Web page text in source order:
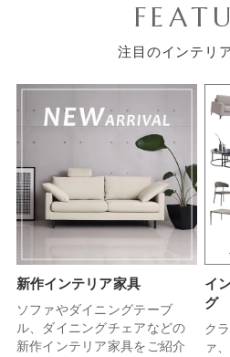
注目のインテリ
新作インテリア家具
ソファやダイニングテーブ
ル、ダイニングチェアなどの
新作インテリア家具をご紹介
イ
グ
ク
ァ